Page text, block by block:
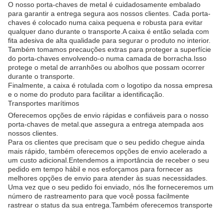
O nosso porta-chaves de metal é cuidadosamente embalado
para garantir a entrega segura aos nossos clientes. Cada porta-
chaves é colocado numa caixa pequena e robusta para evitar
qualquer dano durante o transporte.A caixa é então selada com
fita adesiva de alta qualidade para segurar o produto no interior.
Também tomamos precauções extras para proteger a superfície
do porta-chaves envolvendo-o numa camada de borracha.Isso
protege o metal de arranhões ou abolhos que possam ocorrer
durante o transporte.
Finalmente, a caixa é rotulada com o logotipo da nossa empresa
e o nome do produto para facilitar a identificação.
Transportes marítimos
Oferecemos opções de envio rápidas e confiáveis para o nosso
porta-chaves de metal.que assegura a entrega atempada aos
nossos clientes.
Para os clientes que precisam que o seu pedido chegue ainda
mais rápido, também oferecemos opções de envio acelerado a
um custo adicional.Entendemos a importância de receber o seu
pedido em tempo hábil e nos esforçamos para fornecer as
melhores opções de envio para atender às suas necessidades.
Uma vez que o seu pedido foi enviado, nós lhe forneceremos um
número de rastreamento para que você possa facilmente
rastrear o status da sua entrega.Também oferecemos transporte